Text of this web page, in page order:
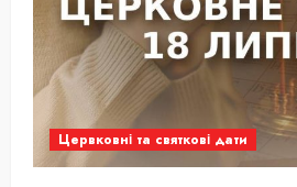
Цервковні та святкові дати